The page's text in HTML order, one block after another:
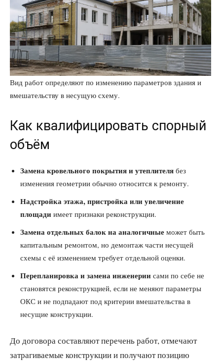
Вид работ определяют по изменению параметров здания и
вмешательству в несущую схему.
Как квалифицировать спорный
объём
Замена кровельного покрытия и утеплителя без
изменения геометрии обычно относится к ремонту.
Надстройка этажа, пристройка или увеличение
площади имеет признаки реконструкции.
Замена отдельных балок на аналогичные может быть
капитальным ремонтом, но демонтаж части несущей
схемы с её изменением требует отдельной оценки.
Перепланировка и замена инженерии сами по себе не
становятся реконструкцией, если не меняют параметры
ОКС и не подпадают под критерии вмешательства в
несущие конструкции.
До договора составляют перечень работ, отмечают
затрагиваемые конструкции и получают позицию